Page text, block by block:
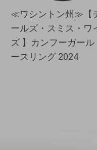
≪ワシントン州≫【
ールズ・スミス・ワ
ズ 】カンフーガー
ースリング 2024